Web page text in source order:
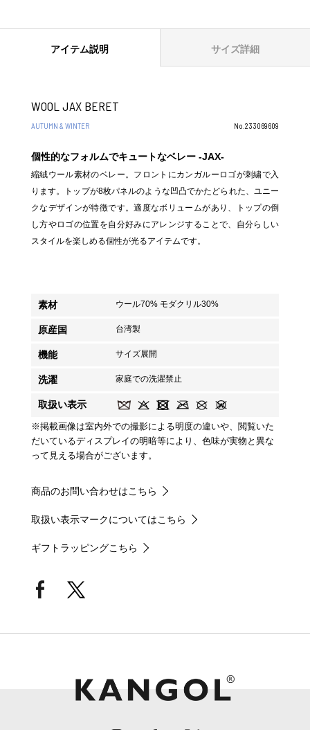
アイテム説明 サイズ詳細
WOOL JAX BERET
AUTUMN & WINTER No.233069609
個性的なフォルムでキュートなベレー -JAX-
縮絨ウール素材のベレー。フロントにカンガルーロゴが刺繍で入
ります。トップが8枚パネルのような凹凸でかたどられた、ユニー
クなデザインが特徴です。適度なボリュームがあり、トップの倒
し方やロゴの位置を自分好みにアレンジすることで、自分らしい
スタイルを楽しめる個性が光るアイテムです。
素材 ウール70% モダクリル30%
原産国 台湾製
機能 サイズ展開
洗濯 家庭での洗濯禁止
取扱い表示
※掲載画像は室内外での撮影による明度の違いや、閲覧いた
だいているディスプレイの明暗等により、色味が実物と異な
って見える場合がございます。
商品のお問い合わせはこちら
取扱い表示マークについてはこちら
ギフトラッピングこちら